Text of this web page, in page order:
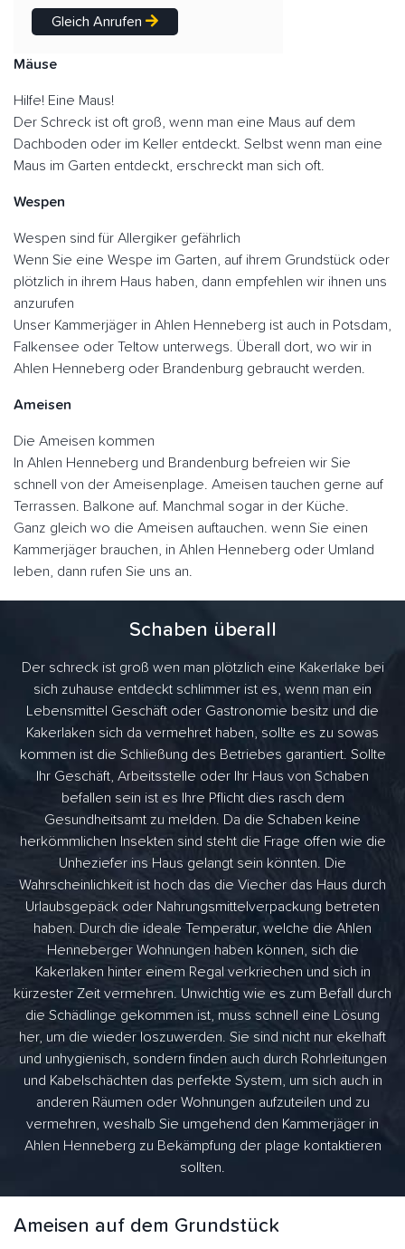
Gleich Anrufen
Mäuse
Hilfe! Eine Maus!
Der Schreck ist oft groß, wenn man eine Maus auf dem
Dachboden oder im Keller entdeckt. Selbst wenn man eine
Maus im Garten entdeckt, erschreckt man sich oft.
Wespen
Wespen sind für Allergiker gefährlich
Wenn Sie eine Wespe im Garten, auf ihrem Grundstück oder
plötzlich in ihrem Haus haben, dann empfehlen wir ihnen uns
anzurufen
Unser Kammerjäger in Ahlen Henneberg ist auch in Potsdam,
Falkensee oder Teltow unterwegs. Überall dort, wo wir in
Ahlen Henneberg oder Brandenburg gebraucht werden.
Ameisen
Die Ameisen kommen
In Ahlen Henneberg und Brandenburg befreien wir Sie
schnell von der Ameisenplage. Ameisen tauchen gerne auf
Terrassen. Balkone auf. Manchmal sogar in der Küche.
Ganz gleich wo die Ameisen auftauchen. wenn Sie einen
Kammerjäger brauchen, in Ahlen Henneberg oder Umland
leben, dann rufen Sie uns an.
Schaben überall
Der schreck ist groß wen man plötzlich eine Kakerlake bei
sich zuhause entdeckt schlimmer ist es, wenn man ein
Lebensmittel Geschäft oder Gastronomie besitz und die
Kakerlaken sich da vermehret haben, sollte es zu sowas
kommen ist die Schließung des Betriebes garantiert. Sollte
Ihr Geschäft, Arbeitsstelle oder Ihr Haus von Schaben
befallen sein ist es Ihre Pflicht dies rasch dem
Gesundheitsamt zu melden. Da die Schaben keine
herkömmlichen Insekten sind steht die Frage offen wie die
Unheziefer ins Haus gelangt sein könnten. Die
Wahrscheinlichkeit ist hoch das die Viecher das Haus durch
Urlaubsgepäck oder Nahrungsmittelverpackung betreten
haben. Durch die ideale Temperatur, welche die Ahlen
Henneberger Wohnungen haben können, sich die
Kakerlaken hinter einem Regal verkriechen und sich in
kürzester Zeit vermehren. Unwichtig wie es zum Befall durch
die Schädlinge gekommen ist, muss schnell eine Lösung
her, um die wieder loszuwerden. Sie sind nicht nur ekelhaft
und unhygienisch, sondern finden auch durch Rohrleitungen
und Kabelschächten das perfekte System, um sich auch in
anderen Räumen oder Wohnungen aufzuteilen und zu
vermehren, weshalb Sie umgehend den Kammerjäger in
Ahlen Henneberg zu Bekämpfung der plage kontaktieren
sollten.
Ameisen auf dem Grundstück